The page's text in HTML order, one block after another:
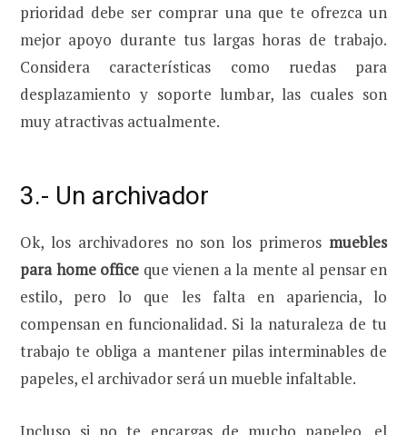
prioridad debe ser comprar una que te ofrezca un
mejor apoyo durante tus largas horas de trabajo.
Considera características como ruedas para
desplazamiento y soporte lumbar, las cuales son
muy atractivas actualmente.
3.- Un archivador
Ok, los archivadores no son los primeros muebles
para home office que vienen a la mente al pensar en
estilo, pero lo que les falta en apariencia, lo
compensan en funcionalidad. Si la naturaleza de tu
trabajo te obliga a mantener pilas interminables de
papeles, el archivador será un mueble infaltable.
Incluso si no te encargas de mucho papeleo, el